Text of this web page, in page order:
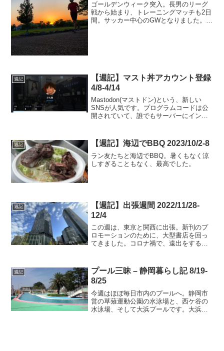
ゴールデンウィーク突入。長男のリーグ
戦から始まり、トレーニングマッチも2日
間。サッカー中心のGWとなりました。東
週記
【週記】マスト丼アカウント登録
4/8-4/14
Mastodon(マストドン)という、新しい
SNSが人気です。プログラムコードは公
開されていて、誰でもサーバーにインス
が大人気となり、周りの方からのアドバ
イスで、...
週記 【週記】海辺でBBQ 2023/10/2-8
ラン友たちと海辺でBBQ。暑くもなく涼
しすぎることもなく、最高でした。
週記
【週記】出張週間 2022/11/28-
12/4
この週は、東京と関西に出張。新刊のプ
ロモーションのために、大型書店を回っ
てきました。コロナ禍で、遠出をする機
週記
プール三昧 – 静岡暮らし記 8/19-
8/25
今週はほぼ毎日市内のプールへ。静岡市
営の草薙運動公園の水泳場と、西ケ谷の
水泳場、そして大浜プールです。大浜プ